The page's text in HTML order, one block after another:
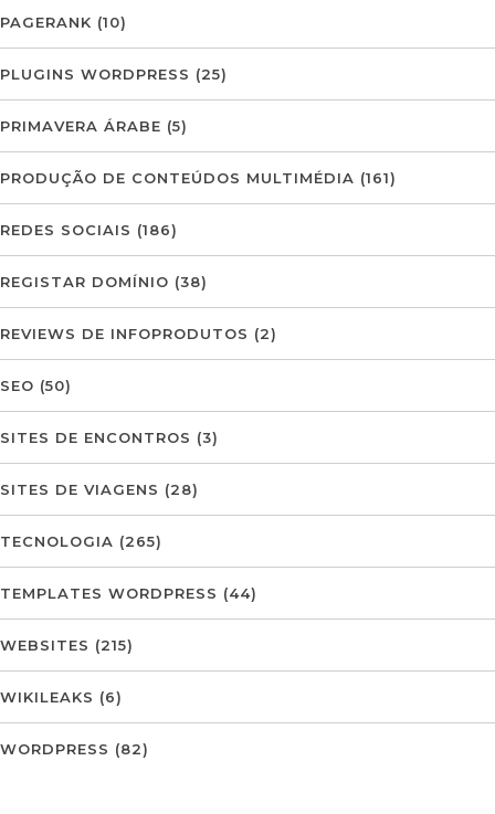
PAGERANK (10)
PLUGINS WORDPRESS (25)
PRIMAVERA ÁRABE (5)
PRODUÇÃO DE CONTEÚDOS MULTIMÉDIA (161)
REDES SOCIAIS (186)
REGISTAR DOMÍNIO (38)
REVIEWS DE INFOPRODUTOS (2)
SEO (50)
SITES DE ENCONTROS (3)
SITES DE VIAGENS (28)
TECNOLOGIA (265)
TEMPLATES WORDPRESS (44)
WEBSITES (215)
WIKILEAKS (6)
WORDPRESS (82)